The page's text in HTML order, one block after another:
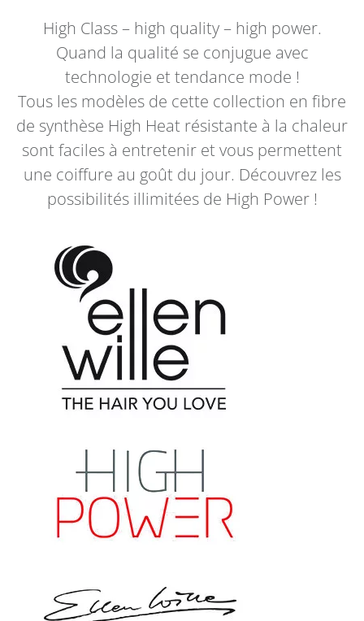
High Class – high quality – high power.
Quand la qualité se conjugue avec
technologie et tendance mode !
Tous les modèles de cette collection en fibre
de synthèse High Heat résistante à la chaleur
sont faciles à entretenir et vous permettent
une coiffure au goût du jour. Découvrez les
possibilités illimitées de High Power !